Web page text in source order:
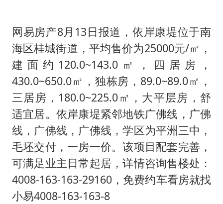
白海豚北上或致京津冀暴雨
构建更高水平的全民健身公共服务体系
上门女婿出轨女邻居多年被判重婚罪
香港刷新1884年以来最高气温纪录
新疆一婚礼线上邀请引热议
《龙餐馆》 冲奖
存款市场为何两极分化
云南一男子胃中取出180颗铁钉
以军士兵把枪口对准中国记者
网易房产8月13日报道，依岸康堤位于南
海区桂城街道，平均售价为25000元/㎡，
建面约120.0~143.0㎡，四居房，
430.0~650.0㎡，独栋房，89.0~89.0㎡，
三居房，180.0~225.0㎡，大平层房，舒
适宜居。依岸康堤紧邻地铁广佛线，广佛
线，广佛线，广佛线，学区为平洲三中，
毛坯交付，一房一价。该项目配套完善，
可满足业主日常起居，详情咨询售楼处：
4008-163-163-29160，免费约车看房就找
小易4008-163-163-8